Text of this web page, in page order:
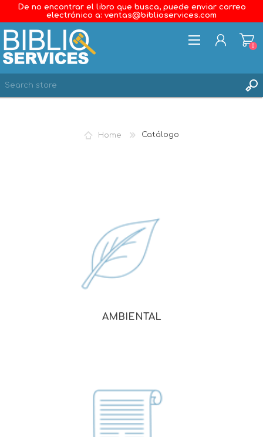
De no encontrar el libro que busca, puede enviar correo
electrónico a: ventas@biblioservices.com
0
Home Catálogo
AMBIENTAL